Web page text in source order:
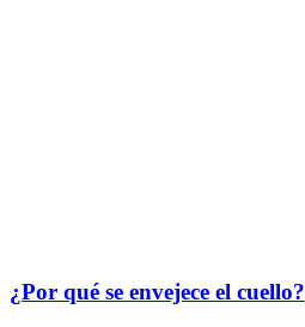
¿Por qué se envejece el cuello?